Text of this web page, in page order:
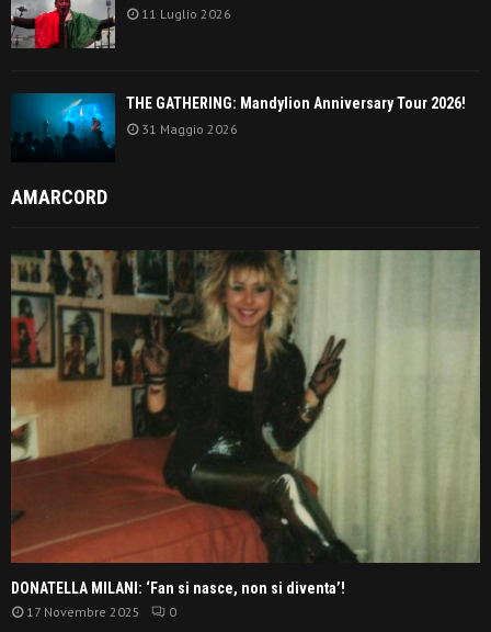
11 Luglio 2026
THE GATHERING: Mandylion Anniversary Tour 2026!
31 Maggio 2026
AMARCORD
DONATELLA MILANI: ‘Fan si nasce, non si diventa’!
17 Novembre 2025 0